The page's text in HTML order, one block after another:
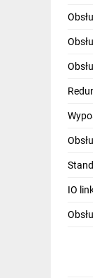
Smart
IO